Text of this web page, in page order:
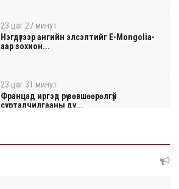
23 цаг 27 минут
Нэгдүгээр ангийн элсэлтийг E-Mongolia-
аар зохион...
23 цаг 31 минут
Францад иргэд рүү зөвшөөрөлгүй
сурталчилгааны ду...
23 цаг 35 минут